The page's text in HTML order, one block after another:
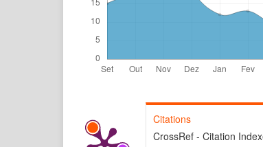
Citations
CrossRef - Citation